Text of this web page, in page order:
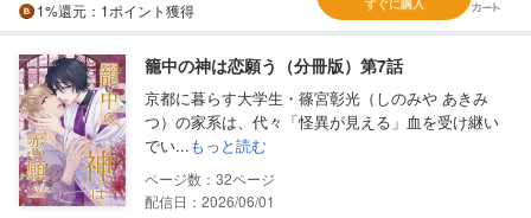
1%還元 ：1ポイント獲得 すぐに購入
籠中の神は恋願う（分冊版）第7話
京都に暮らす大学生・篠宮彰光（しのみや あきみ
つ）の家系は、代々「怪異が見える」血を受け継い
でい...もっと読む
32
配信日：2026/06/01